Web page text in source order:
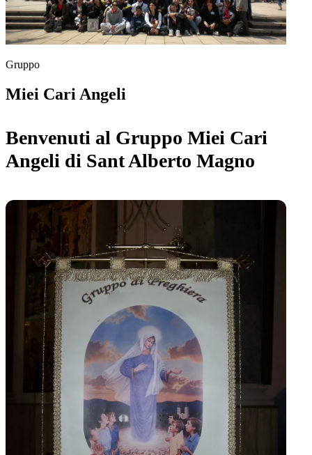
Gruppo
Miei Cari Angeli
Benvenuti al Gruppo Miei Cari
Angeli di Sant Alberto Magno